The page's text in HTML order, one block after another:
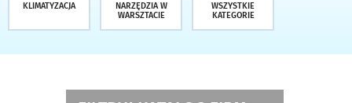
KLIMATYZACJA
NARZĘDZIA W
WARSZTACIE
WSZYSTKIE
KATEGORIE